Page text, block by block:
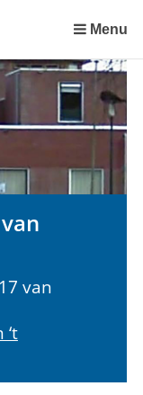
Menu
van